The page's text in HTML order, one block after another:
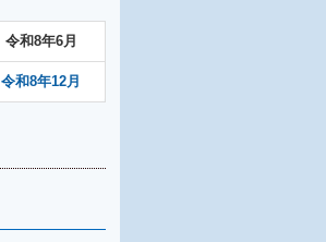
令和8年6月
令和8年12月